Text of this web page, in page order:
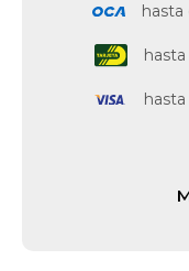
hasta